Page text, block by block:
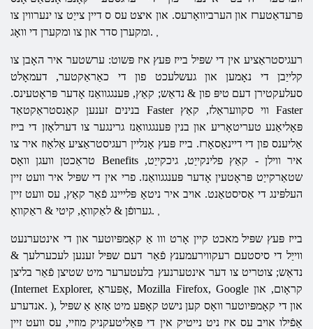
פּרעדאַטערז און הערביוואָרעס. און איצט עס ס דיין צייַט צו ינערווין צו
ומקערן סדר און צו ומקערן די וואָג.
רעגיסטראַציע אין די שפּיל בייז פּעץ איז פּשוט: ערשטער איר האָבן צו
קלייַבן די נאָמען און געשלעכט פון די כאַראַקטער, דעמאָלט
סעלעקטירן דעם טיפּ פון & נדאַש; קאַץ, פּענגגוואַנז אָדער פּראָטעינס.
בנינים זענען קאַנסטראַקטאַד Faster ווי סקוועראַלז, קאַץ Faster
פּאָליאַנע טעריטאָריע און בנין פּענגגוואַנז גרינגער צו דערלאָזן די בייז
אַליענס פון די דיינאַסאָרז. בייז פּעץ אָנליין רעגיסטראַציע אַלאַוז איר צו
טראַכטן וועגן וואָס Benefits איר ווילן - קאַץ פלינקייַט, גיכקייַט,
שטאַרקייַט פּראָטעין אָדער פּענגגוואַנז. פרי אין די שפּיל איר וועט זיין
העלפּינג די אַסיסטאַנט. אויב איר ניטאָ פּלייינג פֿאַר קאַץ, עס וועט זיין
גערופֿן & לאַקוואָ, קיטי & ראַקוואָ.
בייז פּעץ שפּיל מאכט קיין אָרט ווו אַ קאָמפּיוטער און די אינטערנעט
ווייַל די סיסטעם רעקווירעמענץ פֿאַר דעם שפּיל זענען לעכערלעך &
נדאַש; צוטריט צו דער אינטערנעץ בלעטערער מיט שטיצן פֿאַר בליצן
(Internet Explorer, אָפּעראַ, Mozilla Firefox, Google קראָום, און
אנדערע. ), און די קאָמפּיוטער וואָס קען נישט קאָפּע מיט אַזאַ אַ שפּיל
אַפֿילו אויב עס איז ניט נייטיק אין די פּאַליטעקניק מוזיי, עס וועט זיין